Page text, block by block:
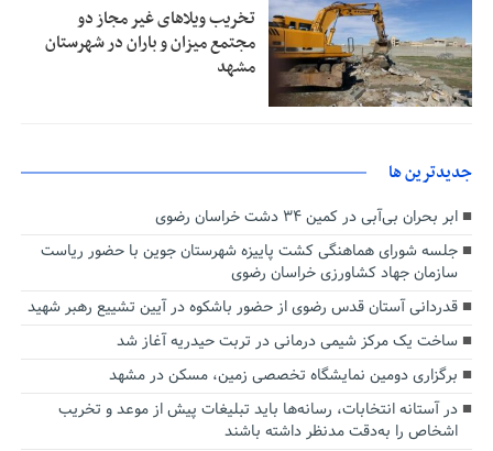
تخریب ویلاهای غیر مجاز دو
مجتمع میزان و باران در شهرستان
مشهد
جديدترين ها
ابر بحران بی‌آبی در کمین ۳۴ دشت خراسان رضوی
جلسه شورای هماهنگی کشت پاییزه شهرستان جوین با حضور ریاست
سازمان جهاد کشاورزی خراسان رضوی
قدردانی آستان قدس رضوی از حضور باشکوه در آیین تشییع رهبر شهید
ساخت یک مرکز شیمی درمانی در تربت حیدریه آغاز شد
برگزاری دومین نمایشگاه تخصصی زمین، مسکن در مشهد
در آستانه انتخابات، رسانه‌ها باید تبلیغات پیش از موعد و تخریب
اشخاص را به‌دقت مدنظر داشته باشند